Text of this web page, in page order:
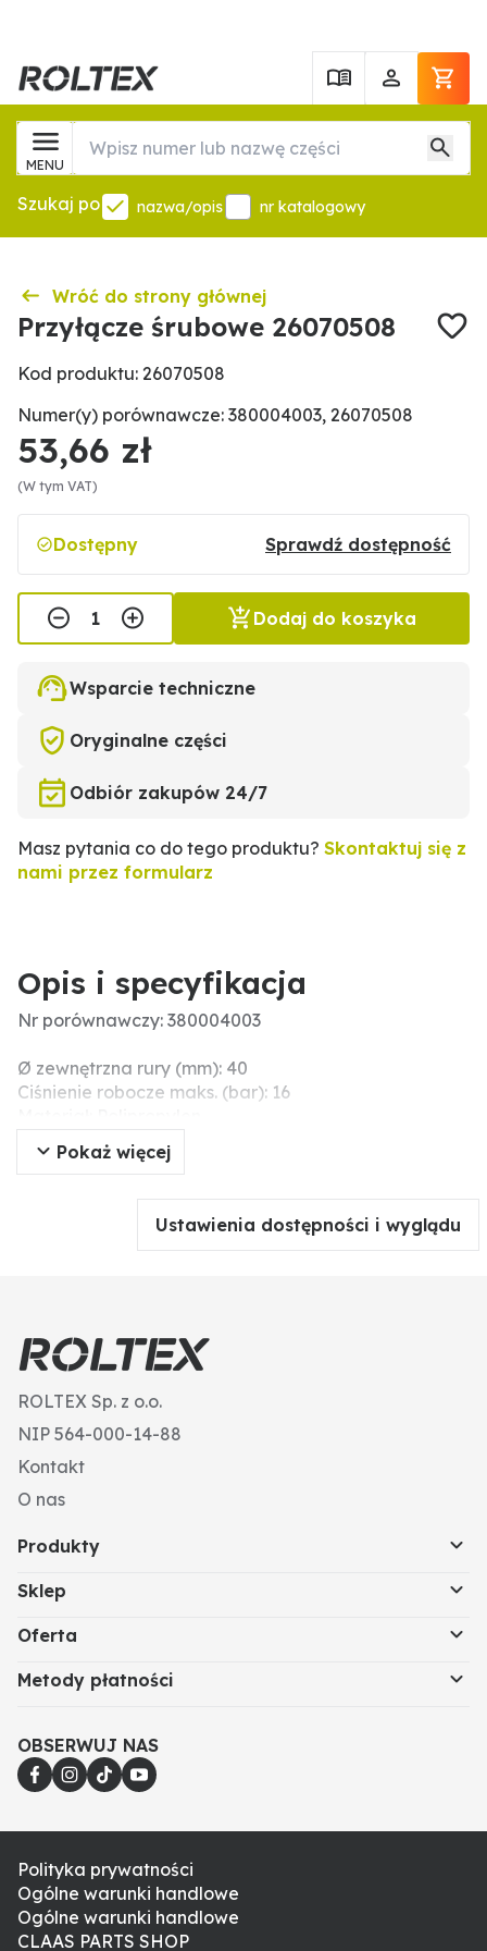
MENU
Szukaj po nazwa/opis nr katalogowy
Wróć do strony głównej
Przyłącze śrubowe 26070508
Kod produktu: 26070508
Numer(y) porównawcze: 380004003, 26070508
53,66 zł
(W tym VAT)
Dostępny Sprawdź dostępność
Dodaj do koszyka
Wsparcie techniczne
Oryginalne części
Odbiór zakupów 24/7
Masz pytania co do tego produktu? Skontaktuj się z
nami przez formularz
Opis i specyfikacja
Nr porównawczy: 380004003
Ø zewnętrzna rury (mm): 40
Ciśnienie robocze maks. (bar): 16
Przyłącze: 1"
Dodatkowe informacje: 1x gwint zewnętrzny
Pokaż więcej
Ustawienia dostępności i wyglądu
ROLTEX Sp. z o.o.
NIP 564-000-14-88
Kontakt
O nas
Produkty
Sklep
Oferta
Metody płatności
OBSERWUJ NAS
Polityka prywatności
Ogólne warunki handlowe
Ogólne warunki handlowe
CLAAS PARTS SHOP